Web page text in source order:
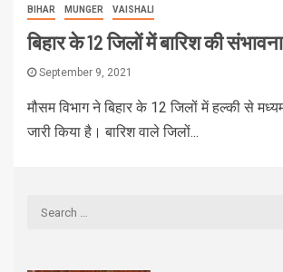
BIHAR MUNGER VAISHALI
बिहार के 12 जिलों में बारिश की संभावना
September 9, 2021
मौसम विभाग ने बिहार के 12 जिलों में हल्की से
जारी किया है। बारिश वाले जिलों...